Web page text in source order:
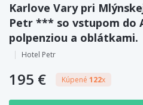
Karlove Vary pri
Petr *** so vstupom do
polpenziou a oblátkami.
Hotel Petr
195 € Kúpené 122x